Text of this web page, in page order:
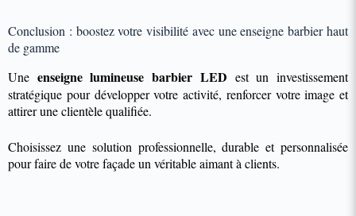
Conclusion : boostez votre visibilité avec une enseigne barbier haut
de gamme
Une enseigne lumineuse barbier LED est un investissement
stratégique pour développer votre activité, renforcer votre image et
attirer une clientèle qualifiée.
Choisissez une solution professionnelle, durable et personnalisée
pour faire de votre façade un véritable aimant à clients.